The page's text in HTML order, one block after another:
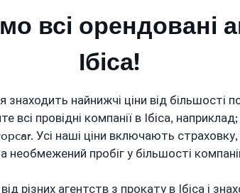
всі орендовані
Ібіса!
найнижчі ціни від більшості
всі провідні компанії в Ібіса,
Усі наші ціни включають
необмежений пробіг у більшості
різних агентств з прокату в Ібіса і